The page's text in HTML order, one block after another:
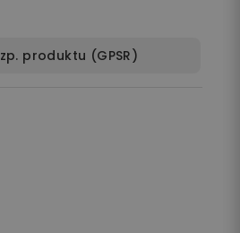
produktu (GPSR)